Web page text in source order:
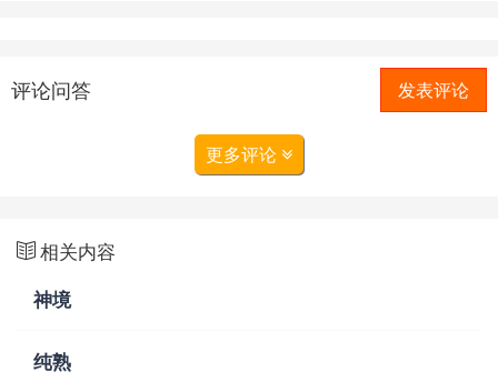
评论问答 发表评论
更多评论
相关内容
神境
纯熟